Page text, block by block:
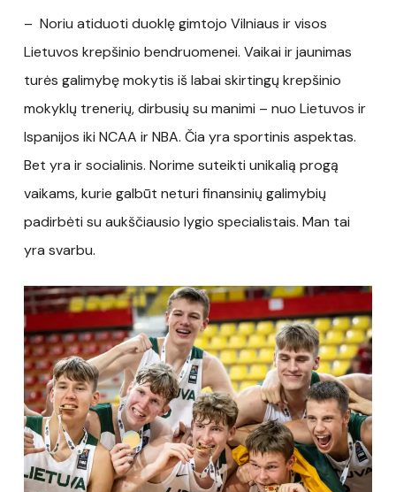
– Noriu atiduoti duoklę gimtojo Vilniaus ir visos
Lietuvos krepšinio bendruomenei. Vaikai ir jaunimas
turės galimybę mokytis iš labai skirtingų krepšinio
mokyklų trenerių, dirbusių su manimi – nuo Lietuvos ir
Ispanijos iki NCAA ir NBA. Čia yra sportinis aspektas.
Bet yra ir socialinis. Norime suteikti unikalią progą
vaikams, kurie galbūt neturi finansinių galimybių
padirbėti su aukščiausio lygio specialistais. Man tai
yra svarbu.